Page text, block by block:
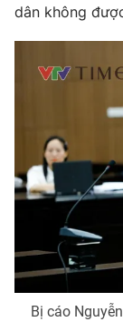
Theo dõi báo
Cơ quan chủ quản:
Cơ quan báo chí:
Giấy phép hoạt
cấp ngày 29/12/
dân không
Bị cáo